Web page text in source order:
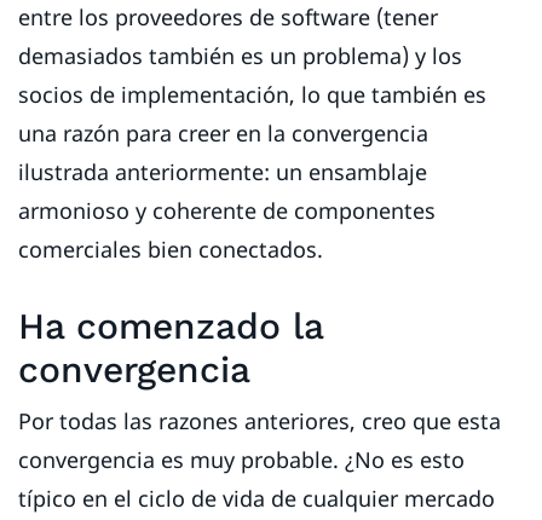
entre los proveedores de software (tener
demasiados también es un problema) y los
socios de implementación, lo que también es
una razón para creer en la convergencia
ilustrada anteriormente: un ensamblaje
armonioso y coherente de componentes
comerciales bien conectados.
Ha comenzado la
convergencia
Por todas las razones anteriores, creo que esta
convergencia es muy probable. ¿No es esto
típico en el ciclo de vida de cualquier mercado